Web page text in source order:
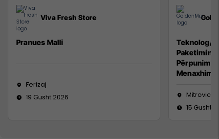
Viva Fresh Store
Pranues Malli
Ferizaj
19 Gusht 2026
Teknolog/e
Paketimin
Mitrovicë
15 Gusht